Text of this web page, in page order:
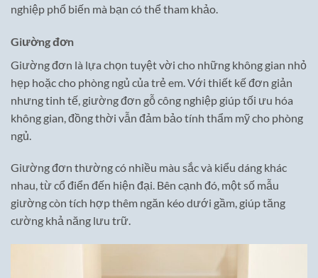
nghiệp phổ biến mà bạn có thể tham khảo.
Giường đơn
Giường đơn là lựa chọn tuyệt vời cho những không gian nhỏ
hẹp hoặc cho phòng ngủ của trẻ em. Với thiết kế đơn giản
nhưng tinh tế, giường đơn gỗ công nghiệp giúp tối ưu hóa
không gian, đồng thời vẫn đảm bảo tính thẩm mỹ cho phòng
ngủ.
Giường đơn thường có nhiều màu sắc và kiểu dáng khác
nhau, từ cổ điển đến hiện đại. Bên cạnh đó, một số mẫu
giường còn tích hợp thêm ngăn kéo dưới gầm, giúp tăng
cường khả năng lưu trữ.